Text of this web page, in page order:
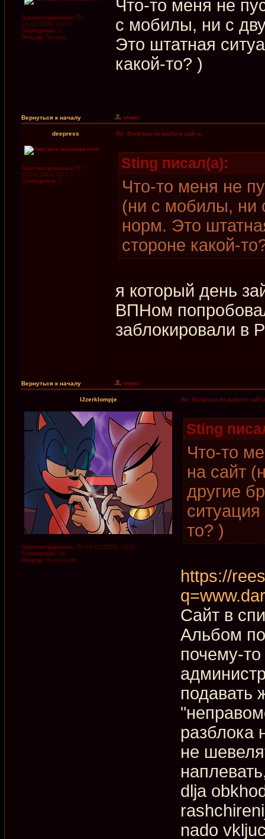
Зарегистрирован: Пт
10.10.2008, 05:07
Сообщения: 2
Откуда: Троицк
Что-то меня не
с мобилы, ни с
Это штатная
какой-то? )
Вернуться к началу
deepress Re: Вопросы по работе сайта
Зарегистрирован: Вт
28.10.2014, 08:17
Сообщения: 1
Sting писал(а):
Что-то меня не
(ни с мобилы, ни
норм. Это
стороне какой-
я который день
ВПНом
заблокировали в
Вернуться к началу
IJzerklompje Re: Вопросы по работе
Зарегистрирован: Пт 24.02.2023, 19:11
Сообщения: 46
Откуда: Венгерово
Sting
Что-то
на сайт
другие
то? )
https://
Сайт в
Альбом
почему-
подавать
разблока
не
dlja
nado